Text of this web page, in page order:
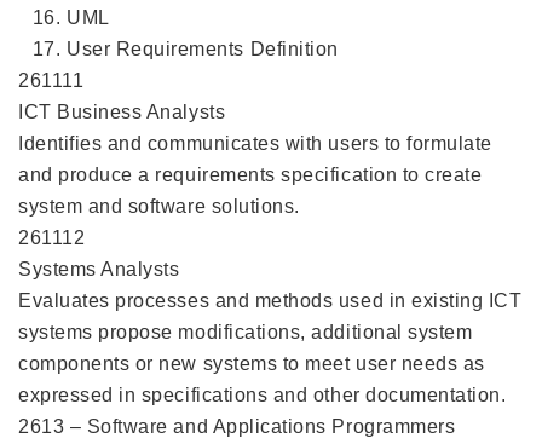
UML
User Requirements Definition
261111
ICT Business Analysts
Identifies and communicates with users to formulate
and produce a requirements specification to create
system and software solutions.
261112
Systems Analysts
Evaluates processes and methods used in existing ICT
systems propose modifications, additional system
components or new systems to meet user needs as
expressed in specifications and other documentation.
2613 – Software and Applications Programmers